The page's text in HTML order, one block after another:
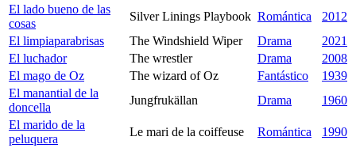
El lado bueno de las
cosas
Silver Linings Playbook Romántica
2012
El limpiaparabrisas
The Windshield Wiper Drama
2021
El luchador
The wrestler Drama
2008
El mago de Oz
The wizard of Oz Fantástico
1939
El manantial de la
doncella
Jungfrukällan Drama
1960
El marido de la
peluquera
Le mari de la coiffeuse Romántica
1990